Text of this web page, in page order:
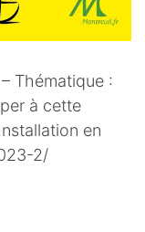
Thématique :
à cette
en
2/